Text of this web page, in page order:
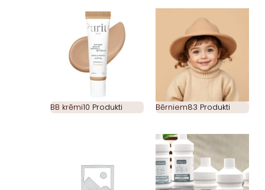
BB krēmi10 Produkti Bērniem83 Produkti